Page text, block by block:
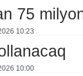
75
10:23
10:00